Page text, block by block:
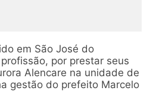
em São José do
por prestar seus
Alencare na unidade de
gestão do prefeito Marcelo